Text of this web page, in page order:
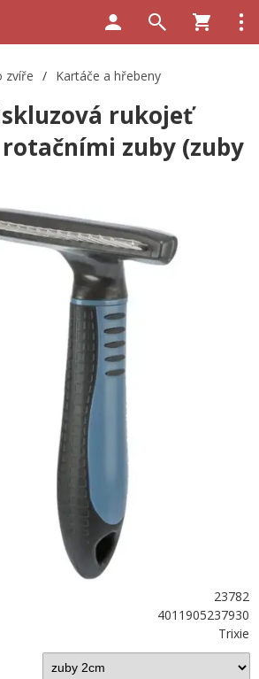
zvíře / Kartáče a hřebeny
rukojeť
rotačními zuby (zuby
23782
4011905237930
Trixie